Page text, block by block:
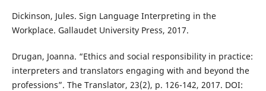
Dickinson, Jules. Sign Language Interpreting in the
Workplace. Gallaudet University Press, 2017.
Drugan, Joanna. “Ethics and social responsibility in practice:
interpreters and translators engaging with and beyond the
professions”. The Translator, 23(2), p. 126-142, 2017. DOI: